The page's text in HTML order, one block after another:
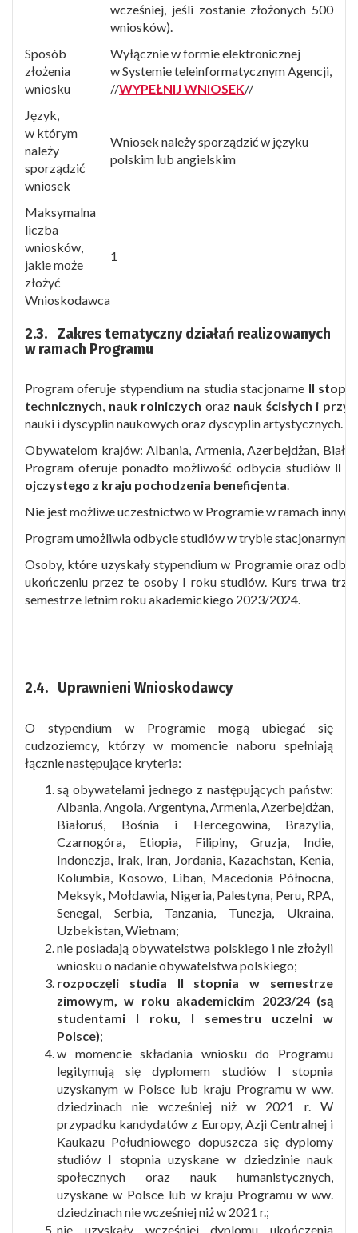
wcześniej, jeśli zostanie złożonych 500
wniosków).
Sposób
złożenia
wniosku
Wyłącznie w formie elektronicznej
w Systemie teleinformatycznym Agencji,
//WYPEŁNIJ WNIOSEK//
Język,
w którym
należy
sporządzić
wniosek
Wniosek należy sporządzić w języku
polskim lub angielskim
Maksymalna
liczba
wniosków,
jakie może
złożyć
Wnioskodawca
1
2.3. Zakres tematyczny działań realizowanych
w ramach Programu
Program oferuje stypendium na studia stacjonarne II
technicznych, nauk rolniczych oraz nauk ścisłych i
nauki i dyscyplin naukowych oraz dyscyplin artystycznych.
Obywatelom krajów: Albania, Armenia, Azerbejdżan,
Program oferuje ponadto możliwość odbycia studiów II
ojczystego z kraju pochodzenia beneficjenta.
Nie jest możliwe uczestnictwo w Programie w ramach
Program umożliwia odbycie studiów w trybie stacjonarnym
Osoby, które uzyskały stypendium w Programie oraz
ukończeniu przez te osoby I roku studiów. Kurs trwa
semestrze letnim roku akademickiego 2023/2024.
2.4. Uprawnieni Wnioskodawcy
O stypendium w Programie mogą ubiegać się
cudzoziemcy, którzy w momencie naboru spełniają
łącznie następujące kryteria:
są obywatelami jednego z następujących państw:
Albania, Angola, Argentyna, Armenia, Azerbejdżan,
Białoruś, Bośnia i Hercegowina, Brazylia,
Czarnogóra, Etiopia, Filipiny, Gruzja, Indie,
Indonezja, Irak, Iran, Jordania, Kazachstan, Kenia,
Kolumbia, Kosowo, Liban, Macedonia Północna,
Meksyk, Mołdawia, Nigeria, Palestyna, Peru, RPA,
Senegal, Serbia, Tanzania, Tunezja, Ukraina,
Uzbekistan, Wietnam;
nie posiadają obywatelstwa polskiego i nie złożyli
wniosku o nadanie obywatelstwa polskiego;
rozpoczęli studia II stopnia w semestrze
zimowym, w roku akademickim 2023/24 (są
studentami I roku, I semestru uczelni w
Polsce);
w momencie składania wniosku do Programu
legitymują się dyplomem studiów I stopnia
uzyskanym w Polsce lub kraju Programu w ww.
dziedzinach nie wcześniej niż w 2021 r. W
przypadku kandydatów z Europy, Azji Centralnej i
Kaukazu Południowego dopuszcza się dyplomy
studiów I stopnia uzyskane w dziedzinie nauk
społecznych oraz nauk humanistycznych,
uzyskane w Polsce lub w kraju Programu w ww.
dziedzinach nie wcześniej niż w 2021 r.;
nie uzyskały wcześniej dyplomu ukończenia